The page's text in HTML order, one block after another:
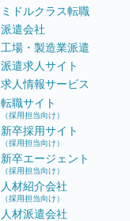
ミドルクラス転職
派遣会社
工場・製造業派遣
派遣求人サイト
求人情報サービス
転職サイト
（採用担当向け）
新卒採用サイト
（採用担当向け）
新卒エージェント
（採用担当向け）
人材紹介会社
（採用担当向け）
人材派遣会社